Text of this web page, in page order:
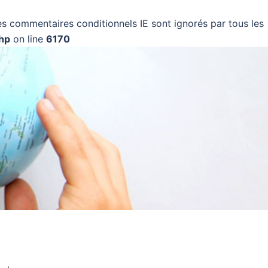
commentaires conditionnels IE sont ignorés par tous les
on line 6170